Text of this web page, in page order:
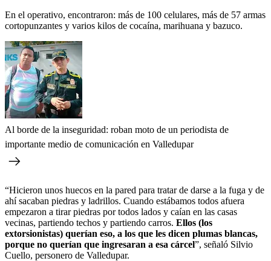
En el operativo, encontraron: más de 100 celulares, más de 57 armas
cortopunzantes y varios kilos de cocaína, marihuana y bazuco.
Al borde de la inseguridad: roban moto de un periodista de
importante medio de comunicación en Valledupar
“Hicieron unos huecos en la pared para tratar de darse a la fuga y de
ahí sacaban piedras y ladrillos. Cuando estábamos todos afuera
empezaron a tirar piedras por todos lados y caían en las casas
vecinas, partiendo techos y partiendo carros. Ellos (los
extorsionistas) querían eso, a los que les dicen plumas blancas,
porque no querían que ingresaran a esa cárcel”, señaló Silvio
Cuello, personero de Valledupar.